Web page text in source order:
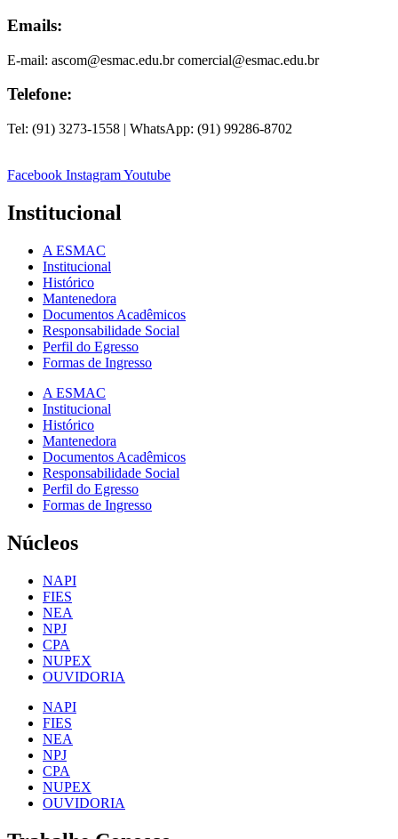
Emails:
E-mail: ascom@esmac.edu.br comercial@esmac.edu.br
Telefone:
Tel: (91) 3273-1558 | WhatsApp: (91) 99286-8702
Facebook InstagramYoutube
Institucional
A ESMAC
Institucional
Histórico
Mantenedora
Documentos Acadêmicos
Responsabilidade Social
Perfil do Egresso
Formas de Ingresso
A ESMAC
Institucional
Histórico
Mantenedora
Documentos Acadêmicos
Responsabilidade Social
Perfil do Egresso
Formas de Ingresso
Núcleos
NAPI
FIES
NEA
NPJ
CPA
NUPEX
OUVIDORIA
NAPI
FIES
NEA
NPJ
CPA
NUPEX
OUVIDORIA